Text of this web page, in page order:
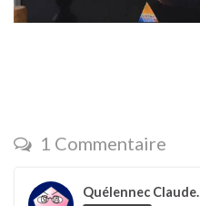
1 Commentaire
Quélennec Claude.